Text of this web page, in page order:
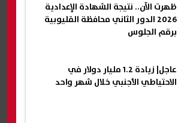
ظهرت الآن.. نتيجة الشهادة الإعدادية
2026 الدور الثاني محافظة القليوبية
برقم الجلوس
عاجل| زيادة 1.2 مليار دولار في
الاحتياطي الأجنبي خلال شهر واحد